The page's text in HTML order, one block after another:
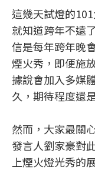
這幾天試燈的
就知道跨年不遠
信是每年跨年晚
煙火秀，即便施
據說會加入多媒
久，期待程度還
然而，大家最關
發言人劉家豪對
上煙火燈光秀的